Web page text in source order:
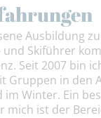
Ausbildung
und Skiführer
Seit 2007 bin
Gruppen in den
im Winter. Ein
mich ist der